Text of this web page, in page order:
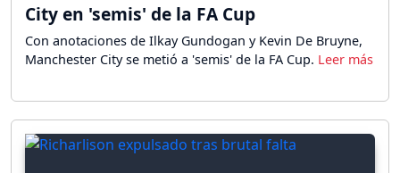
City en 'semis' de la FA Cup
Con anotaciones de Ilkay Gundogan y Kevin De Bruyne,
Manchester City se metió a 'semis' de la FA Cup.